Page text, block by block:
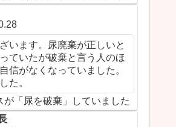
います。尿廃棄が正しいと
ていたが破棄と言う人のほ
信がなくなっていました。
た。
が「尿を破棄」していました